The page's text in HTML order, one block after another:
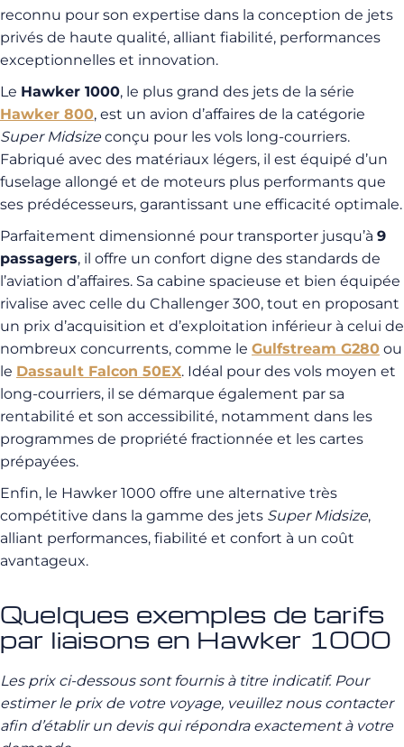
reconnu pour son expertise dans la conception de jets
privés de haute qualité, alliant fiabilité, performances
exceptionnelles et innovation.
Le Hawker 1000, le plus grand des jets de la série
Hawker 800, est un avion d’affaires de la catégorie
Super Midsizeconçu pour les vols long-courriers.
Fabriqué avec des matériaux légers, il est équipé d’un
fuselage allongé et de moteurs plus performants que
ses prédécesseurs, garantissant une efficacité optimale.
Parfaitement dimensionné pour transporter jusqu’à 9
passagers, il offre un confort digne des standards de
l’aviation d’affaires. Sa cabine spacieuse et bien équipée
rivalise avec celle du Challenger 300, tout en proposant
un prix d’acquisition et d’exploitation inférieur à celui de
nombreux concurrents, comme le Gulfstream G280 ou
le Dassault Falcon 50EX. Idéal pour des vols moyen et
long-courriers, il se démarque également par sa
rentabilité et son accessibilité, notamment dans les
programmes de propriété fractionnée et les cartes
prépayées.
Enfin, le Hawker 1000 offre une alternative très
compétitive dans la gamme des jets Super Midsize,
alliant performances, fiabilité et confort à un coût
avantageux.
Quelques exemples de tarifs
par liaisons en Hawker 1000
Les prix ci-dessous sont fournis à titre indicatif. Pour
estimer le prix de votre voyage, veuillez nous contacter
afin d’établir un devis qui répondra exactement à votre